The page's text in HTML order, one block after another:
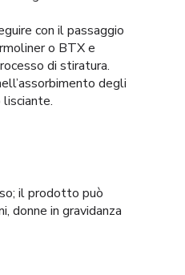
con il passaggio
o BTX e
di stiratura.
degli
il prodotto può
donne in gravidanza